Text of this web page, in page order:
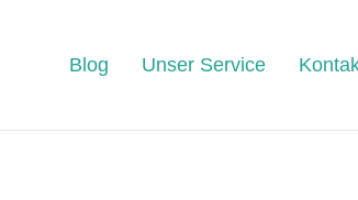
Blog Unser Service